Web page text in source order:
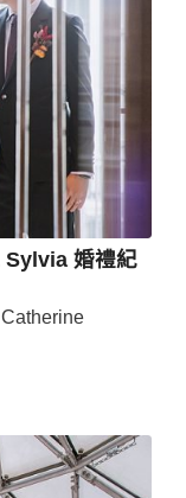
Sylvia 婚禮紀